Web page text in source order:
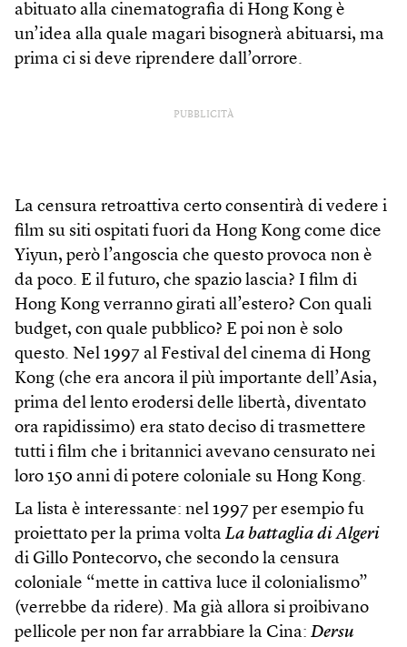
abituato alla cinematografia di Hong Kong è
un’idea alla quale magari bisognerà abituarsi, ma
prima ci si deve riprendere dall’orrore.
PUBBLICITÀ
La censura retroattiva certo consentirà di vedere i
film su siti ospitati fuori da Hong Kong come dice
Yiyun, però l’angoscia che questo provoca non è
da poco. E il futuro, che spazio lascia? I film di
Hong Kong verranno girati all’estero? Con quali
budget, con quale pubblico? E poi non è solo
questo. Nel 1997 al Festival del cinema di Hong
Kong (che era ancora il più importante dell’Asia,
prima del lento erodersi delle libertà, diventato
ora rapidissimo) era stato deciso di trasmettere
tutti i film che i britannici avevano censurato nei
loro 150 anni di potere coloniale su Hong Kong.
La lista è interessante: nel 1997 per esempio fu
proiettato per la prima volta La battaglia di Algeri
di Gillo Pontecorvo, che secondo la censura
coloniale “mette in cattiva luce il colonialismo”
(verrebbe da ridere). Ma già allora si proibivano
pellicole per non far arrabbiare la Cina: Dersu